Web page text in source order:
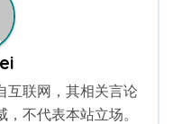
互联网，其相关言论
不代表本站立场。